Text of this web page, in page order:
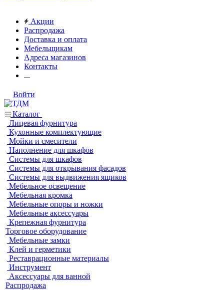
Акции
Распродажа
Доставка и оплата
Мебельщикам
Адреса магазинов
Контакты
...
Войти
Каталог
Лицевая фурнитура
Кухонные комплектующие
Мойки и смесители
Наполнение для шкафов
Системы для шкафов
Системы для открывания фасадов
Системы для выдвижения ящиков
Мебельное освещение
Мебельная кромка
Мебельные опоры и ножки
Мебельные аксессуары
Крепежная фурнитура
Торговое оборудование
Мебельные замки
Клей и герметики
Реставрационные материалы
Инструмент
Аксессуары для ванной
Распродажа